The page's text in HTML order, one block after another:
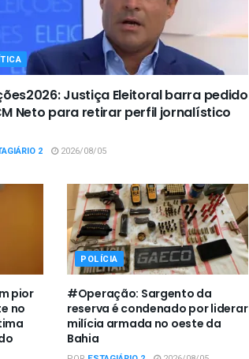
Justiça Eleitoral barra pedido
Neto para retirar perfil jornalístico
2 2026/08/05
pior
no
POLÍCIA
#Operação: Sargento da
reserva é condenado por liderar
milícia armada no oeste da
Bahia